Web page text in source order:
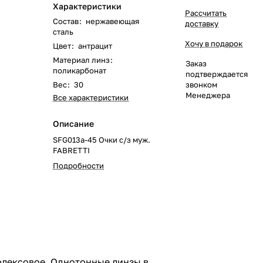
Характеристики
Состав: нержавеющая
сталь
Цвет: антрацит
Материал линз:
поликарбонат
Вес: 30
Все характеристики
Описание
SFG013a-45 Очки с/з муж.
FABRETTI
Подробности
Рассчитать
доставку
Хочу в подарок
Заказ
подтверждается
звонком
Менеджера